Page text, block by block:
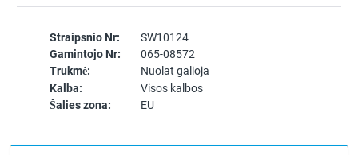
Straipsnio Nr:
SW10124
Gamintojo Nr:
065-08572
Trukmė:
Nuolat galioja
Kalba:
Visos kalbos
Šalies zona:
EU